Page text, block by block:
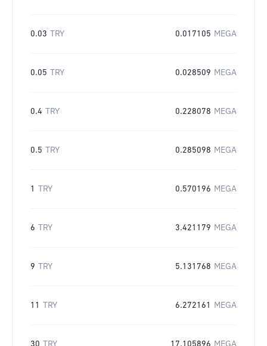
0.03 TRY 0.017105 MEGA
0.05 TRY 0.028509 MEGA
0.4 TRY 0.228078 MEGA
0.5 TRY 0.285098 MEGA
1 TRY 0.570196 MEGA
6 TRY 3.421179 MEGA
9 TRY 5.131768 MEGA
11 TRY 6.272161 MEGA
30 TRY 17.105896 MEGA